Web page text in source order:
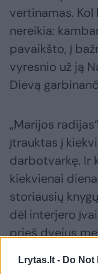
Lrytas.lt - Do
vertinamas.
nereikia:
pavaikšto, į
vyresnio už ją
Dievą
„Marijos
įtrauktas į
darbotvarkę. Ir
kiekvienai
storiausių
dėl interjero
prieš dvejus